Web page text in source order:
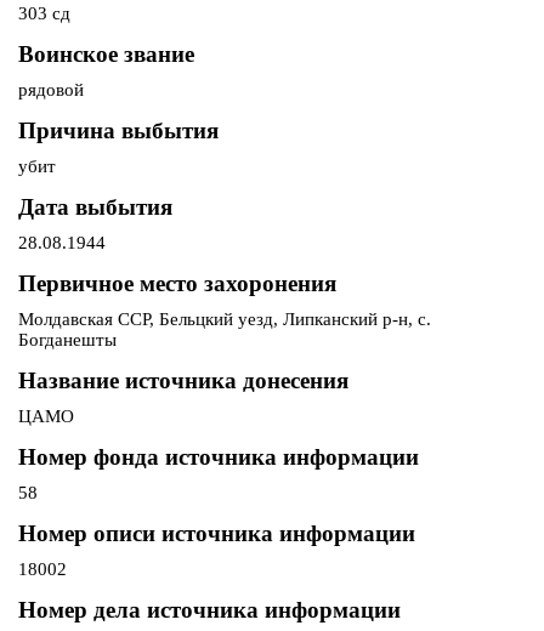
303 сд
Воинское звание
рядовой
Причина выбытия
убит
Дата выбытия
28.08.1944
Первичное место захоронения
Молдавская ССР, Бельцкий уезд, Липканский р-н, с.
Богданешты
Название источника донесения
ЦАМО
Номер фонда источника информации
58
Номер описи источника информации
18002
Номер дела источника информации